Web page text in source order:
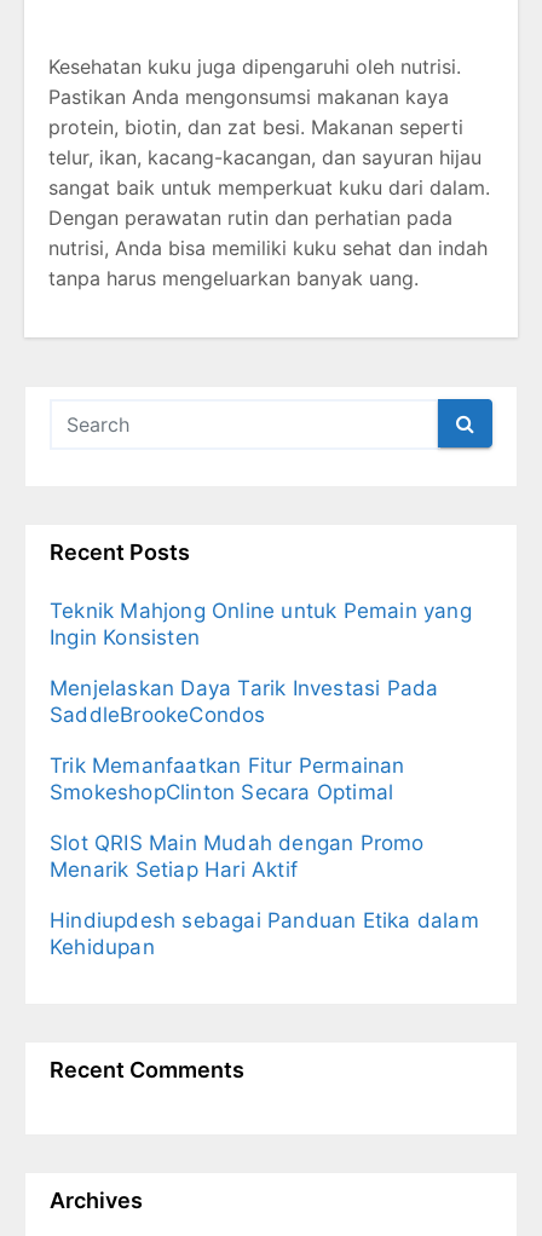
Kesehatan kuku juga dipengaruhi oleh nutrisi.
Pastikan Anda mengonsumsi makanan kaya
protein, biotin, dan zat besi. Makanan seperti
telur, ikan, kacang-kacangan, dan sayuran hijau
sangat baik untuk memperkuat kuku dari dalam.
Dengan perawatan rutin dan perhatian pada
nutrisi, Anda bisa memiliki kuku sehat dan indah
tanpa harus mengeluarkan banyak uang.
Recent Posts
Teknik Mahjong Online untuk Pemain yang
Ingin Konsisten
Menjelaskan Daya Tarik Investasi Pada
SaddleBrookeCondos
Trik Memanfaatkan Fitur Permainan
SmokeshopClinton Secara Optimal
Slot QRIS Main Mudah dengan Promo
Menarik Setiap Hari Aktif
Hindiupdesh sebagai Panduan Etika dalam
Kehidupan
Recent Comments
Archives